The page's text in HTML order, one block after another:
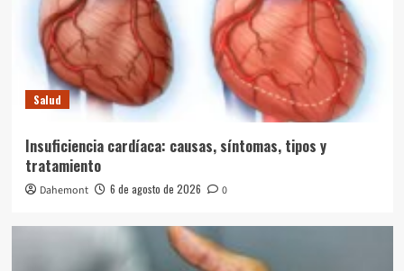
Salud
Insuficiencia cardíaca: causas, síntomas, tipos y
tratamiento
Dahemont 6 de agosto de 2026 0